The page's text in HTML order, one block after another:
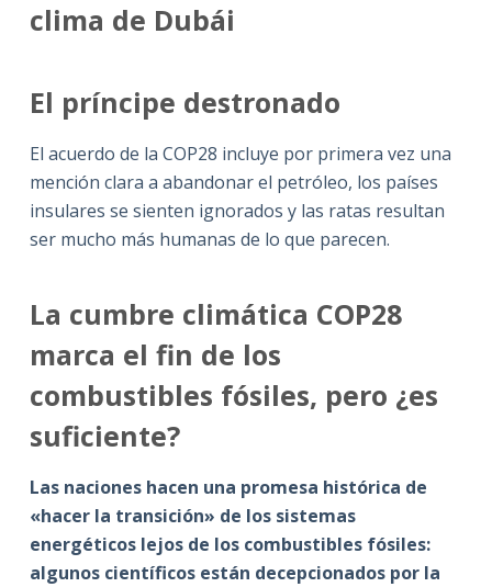
clima de Dubái
El príncipe destronado
El acuerdo de la COP28 incluye por primera vez una
mención clara a abandonar el petróleo, los países
insulares se sienten ignorados y las ratas resultan
ser mucho más humanas de lo que parecen.
La cumbre climática COP28
marca el fin de los
combustibles fósiles, pero ¿es
suficiente?
Las naciones hacen una promesa histórica de
«hacer la transición» de los sistemas
energéticos lejos de los combustibles fósiles:
algunos científicos están decepcionados por la